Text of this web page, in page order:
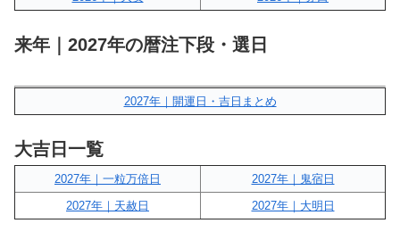
来年｜2027年の暦注下段・選日
2027年｜開運日・吉日まとめ
大吉日一覧
2027年｜一粒万倍日
2027年｜鬼宿日
2027年｜天赦日
2027年｜大明日